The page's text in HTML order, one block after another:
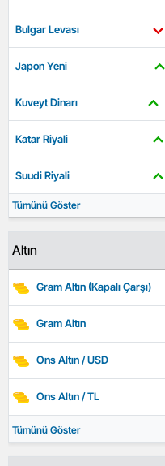
Bulgar Levası
Japon Yeni
Kuveyt Dinarı
Katar Riyali
Suudi Riyali
Tümünü Göster
Altın
Gram Altın (Kapalı Çarşı)
Gram Altın
Ons Altın / USD
Ons Altın / TL
Tümünü Göster